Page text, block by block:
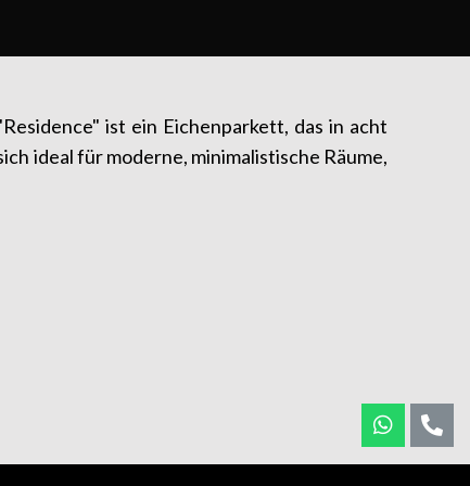
ist ein Eichenparkett, das in acht
ideal für moderne, minimalistische Räume,